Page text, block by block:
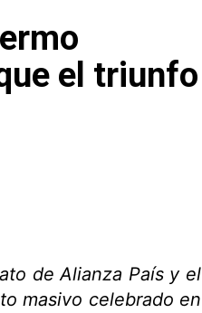
el triunfo
de Alianza País y el
masivo celebrado en